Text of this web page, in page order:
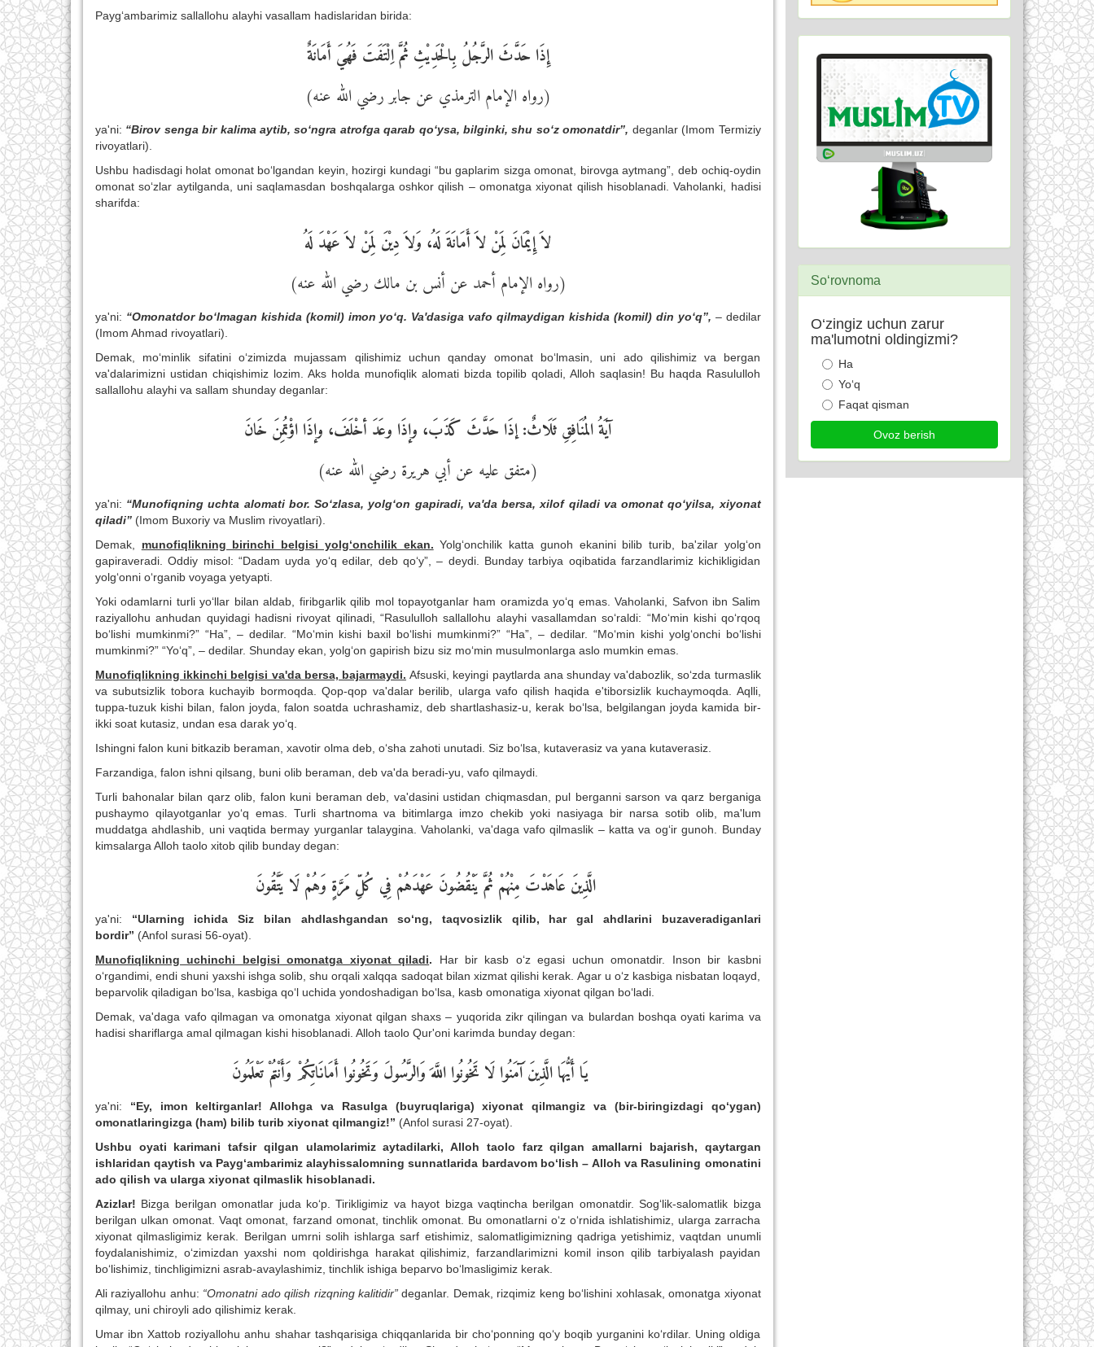
Payg‘ambarimiz sallallohu alayhi vasallam hadislaridan birida:
إِذَا حَدَّثَ الرَّجُلُ بِالْحَدِيْثِ ثُمَّ اِلْتَفَتَ فَهُيَ أَمَانَةٌ
(رواه الإمام الترمذي عن جابر رضي الله عنه)
ya'ni: “Birov senga bir kalima aytib, so‘ngra atrofga qarab qo‘ysa, bilginki, shu so‘z omonatdir”, deganlar (Imom Termiziy
rivoyatlari).
Ushbu hadisdagi holat omonat bo‘lgandan keyin, hozirgi kundagi “bu gaplarim sizga omonat, birovga aytmang”, deb ochiq-oydin
omonat so‘zlar aytilganda, uni saqlamasdan boshqalarga oshkor qilish – omonatga xiyonat qilish hisoblanadi. Vaholanki, hadisi
sharifda:
لاَ إِيْمَانَ لِمَنْ لاَ أَمَانَةَ لَهُ، وَلاَ دِيْنَ لِمَنْ لاَ عَهْدَ لَهُ
(رواه الإمام أحمد عن أنس بن مالك رضي الله عنه)
ya'ni: “Omonatdor bo‘lmagan kishida (komil) imon yo‘q. Va'dasiga vafo qilmaydigan kishida (komil) din yo‘q”, – dedilar
(Imom Ahmad rivoyatlari).
Demak, mo‘minlik sifatini o‘zimizda mujassam qilishimiz uchun qanday omonat bo‘lmasin, uni ado qilishimiz va bergan
va'dalarimizni ustidan chiqishimiz lozim. Aks holda munofiqlik alomati bizda topilib qoladi, Alloh saqlasin! Bu haqda Rasululloh
sallallohu alayhi va sallam shunday deganlar:
آيَةُ المُنَافِقِ ثَلَاثٌ: إذَا حَدَّثَ كَذَبَ، وإذَا وعَدَ أخْلَفَ، وإذَا اؤْتُمِنَ خَانَ
(متفق عليه عن أبي هريرة رضي الله عنه)
ya'ni: “Munofiqning uchta alomati bor. So‘zlasa, yolg‘on gapiradi, va'da bersa, xilof qiladi va omonat qo‘yilsa, xiyonat
qiladi” (Imom Buxoriy va Muslim rivoyatlari).
Demak,
munofiqlikning birinchi belgisi yolg‘onchilik ekan. Yolg‘onchilik katta gunoh ekanini bilib turib, ba'zilar yolg‘on
gapiraveradi. Oddiy misol: “Dadam uyda yo‘q edilar, deb qo‘y”, – deydi. Bunday tarbiya oqibatida farzandlarimiz kichikligidan
yolg‘onni o‘rganib voyaga yetyapti.
Yoki odamlarni turli yo‘llar bilan aldab, firibgarlik qilib mol topayotganlar ham oramizda yo‘q emas. Vaholanki, Safvon ibn Salim
raziyallohu anhudan quyidagi hadisni rivoyat qilinadi, “Rasululloh sallallohu alayhi vasallamdan so‘raldi: “Mo‘min kishi qo‘rqoq
bo‘lishi mumkinmi?” “Ha”, – dedilar. “Mo‘min kishi baxil bo‘lishi mumkinmi?” “Ha”, – dedilar. “Mo‘min kishi yolg‘onchi bo‘lishi
mumkinmi?” “Yo‘q”, – dedilar. Shunday ekan, yolg‘on gapirish bizu siz mo‘min musulmonlarga aslo mumkin emas.
Munofiqlikning ikkinchi belgisi va'da bersa, bajarmaydi. Afsuski, keyingi paytlarda ana shunday va'dabozlik, so‘zda turmaslik
va subutsizlik tobora kuchayib bormoqda. Qop-qop va'dalar berilib, ularga vafo qilish haqida e'tiborsizlik kuchaymoqda. Aqlli,
tuppa-tuzuk kishi bilan, falon joyda, falon soatda uchrashamiz, deb shartlashasiz-u, kerak bo‘lsa, belgilangan joyda kamida bir-
ikki soat kutasiz, undan esa darak yo‘q.
Ishingni falon kuni bitkazib beraman, xavotir olma deb, o‘sha zahoti unutadi. Siz bo‘lsa, kutaverasiz va yana kutaverasiz.
Farzandiga, falon ishni qilsang, buni olib beraman, deb va'da beradi-yu, vafo qilmaydi.
Turli bahonalar bilan qarz olib, falon kuni beraman deb, va'dasini ustidan chiqmasdan, pul berganni sarson va qarz berganiga
pushaymo qilayotganlar yo‘q emas. Turli shartnoma va bitimlarga imzo chekib yoki nasiyaga bir narsa sotib olib, ma'lum
muddatga ahdlashib, uni vaqtida bermay yurganlar talaygina. Vaholanki, va'daga vafo qilmaslik – katta va og‘ir gunoh. Bunday
kimsalarga Alloh taolo xitob qilib bunday degan:
الَّذِينَ عَاهَدْتَ مِنْهُمْ ثُمَّ يَنْقُضُونَ عَهْدَهُمْ فِي كُلِّ مَرَّةٍ وَهُمْ لَا يَتَّقُونَ
ya'ni:
“Ularning ichida Siz bilan ahdlashgandan so‘ng, taqvosizlik qilib, har gal ahdlarini buzaveradiganlari
bordir” (Anfol surasi 56-oyat).
Munofiqlikning uchinchi belgisi omonatga xiyonat qiladi.
Har bir kasb o‘z egasi uchun omonatdir. Inson bir kasbni
o‘rgandimi, endi shuni yaxshi ishga solib, shu orqali xalqqa sadoqat bilan xizmat qilishi kerak. Agar u o‘z kasbiga nisbatan loqayd,
beparvolik qiladigan bo‘lsa, kasbiga qo‘l uchida yondoshadigan bo‘lsa, kasb omonatiga xiyonat qilgan bo‘ladi.
Demak, va'daga vafo qilmagan va omonatga xiyonat qilgan shaxs – yuqorida zikr qilingan va bulardan boshqa oyati karima va
hadisi shariflarga amal qilmagan kishi hisoblanadi. Alloh taolo Qur'oni karimda bunday degan:
يَا أَيُّهَا الَّذِينَ آَمَنُوا لَا تَخُونُوا اللَّهَ وَالرَّسُولَ وَتَخُونُوا أَمَانَاتِكُمْ وَأَنْتُمْ تَعْلَمُونَ
ya'ni:
“Ey, imon keltirganlar! Allohga va Rasulga (buyruqlariga) xiyonat qilmangiz va (bir-biringizdagi qo‘ygan)
omonatlaringizga (ham) bilib turib xiyonat qilmangiz!” (Anfol surasi 27-oyat).
Ushbu oyati karimani tafsir qilgan ulamolarimiz aytadilarki, Alloh taolo farz qilgan amallarni bajarish, qaytargan
ishlaridan qaytish va Payg‘ambarimiz alayhissalomning sunnatlarida bardavom bo‘lish – Alloh va Rasulining omonatini
ado qilish va ularga xiyonat qilmaslik hisoblanadi.
Azizlar! Bizga berilgan omonatlar juda ko‘p. Tirikligimiz va hayot bizga vaqtincha berilgan omonatdir. Sog‘lik-salomatlik bizga
berilgan ulkan omonat. Vaqt omonat, farzand omonat, tinchlik omonat. Bu omonatlarni o‘z o‘rnida ishlatishimiz, ularga zarracha
xiyonat qilmasligimiz kerak. Berilgan umrni solih ishlarga sarf etishimiz, salomatligimizning qadriga yetishimiz, vaqtdan unumli
foydalanishimiz, o‘zimizdan yaxshi nom qoldirishga harakat qilishimiz, farzandlarimizni komil inson qilib tarbiyalash payidan
bo‘lishimiz, tinchligimizni asrab-avaylashimiz, tinchlik ishiga beparvo bo‘lmasligimiz kerak.
Ali raziyallohu anhu: “Omonatni ado qilish rizqning kalitidir” deganlar. Demak, rizqimiz keng bo‘lishini xohlasak, omonatga xiyonat
qilmay, uni chiroyli ado qilishimiz kerak.
Umar ibn Xattob roziyallohu anhu shahar tashqarisiga chiqqanlarida bir cho‘ponning qo‘y boqib yurganini ko‘rdilar. Uning oldiga
So‘rovnoma
O‘zingiz uchun zarur
ma'lumotni oldingizmi?
Ha
Yo‘q
Faqat qisman